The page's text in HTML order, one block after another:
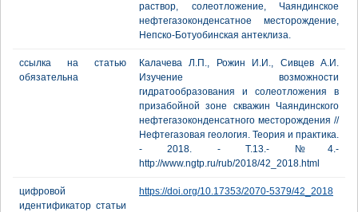
раствор, солеотложение, Чаяндинское
нефтегазоконденсатное месторождение,
Непско-Ботуобинская антеклиза.
ссылка на статью
обязательна
Калачева Л.П., Рожин И.И., Сивцев А.И.
Изучение возможности
гидратообразования и солеотложения в
призабойной зоне скважин Чаяндинского
нефтегазоконденсатного месторождения //
Нефтегазовая геология. Теория и практика.
- 2018. - Т.13.- №4.-
http://www.ngtp.ru/rub/2018/42_2018.html
цифровой
идентификатор статьи
https://doi.org/10.17353/2070-5379/42_2018